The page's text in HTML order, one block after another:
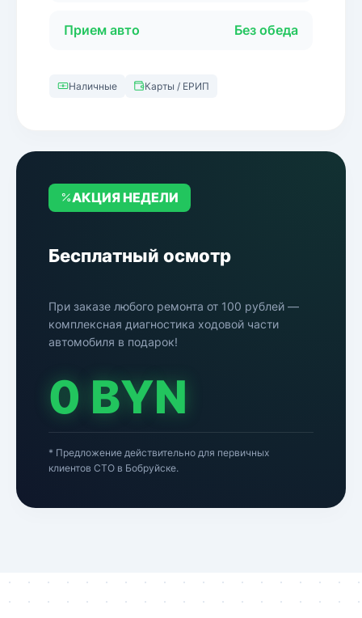
Прием авто Без обеда
Наличные Карты / ЕРИП
АКЦИЯ НЕДЕЛИ
Бесплатный осмотр
При заказе любого ремонта от 100 рублей —
комплексная диагностика ходовой части
автомобиля в подарок!
0 BYN
* Предложение действительно для первичных
клиентов СТО в Бобруйске.